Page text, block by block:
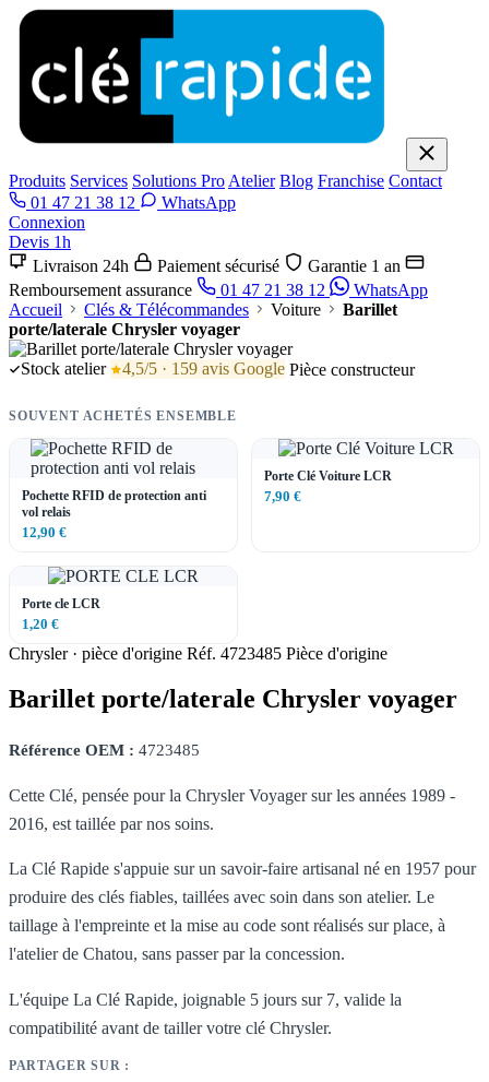
Produits Services Solutions Pro Atelier Blog Franchise Contact
01 47 21 38 12
WhatsApp
Connexion
Devis 1h
Livraison 24h
Paiement sécurisé
Garantie 1 an
Remboursement assurance
01 47 21 38 12
WhatsApp
Accueil
Clés & Télécommandes Voiture
Barillet
porte/laterale Chrysler voyager
Stock atelier 4,5/5 · 159 avis Google Pièce constructeur
SOUVENT ACHETÉS ENSEMBLE
Pochette RFID de protection anti
vol relais
12,90 €
Porte Clé Voiture LCR
7,90 €
Porte cle LCR
1,20 €
Chrysler · pièce d'origine Réf. 4723485 Pièce d'origine
Barillet porte/laterale Chrysler voyager
Référence OEM : 4723485
Cette Clé, pensée pour la Chrysler Voyager sur les années 1989 -
2016, est taillée par nos soins.
La Clé Rapide s'appuie sur un savoir-faire artisanal né en 1957 pour
produire des clés fiables, taillées avec soin dans son atelier. Le
taillage à l'empreinte et la mise au code sont réalisés sur place, à
l'atelier de Chatou, sans passer par la concession.
L'équipe La Clé Rapide, joignable 5 jours sur 7, valide la
compatibilité avant de tailler votre clé Chrysler.
PARTAGER SUR :